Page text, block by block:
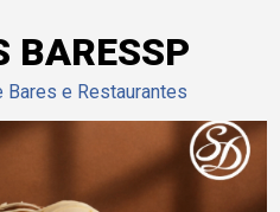
BARESSP
e Restaurantes